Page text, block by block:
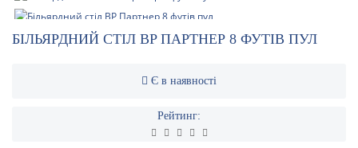
БІЛЬЯРДНИЙ СТІЛ BP ПАРТНЕР 8 ФУТІВ ПУЛ
Є в наявності
Рейтинг: